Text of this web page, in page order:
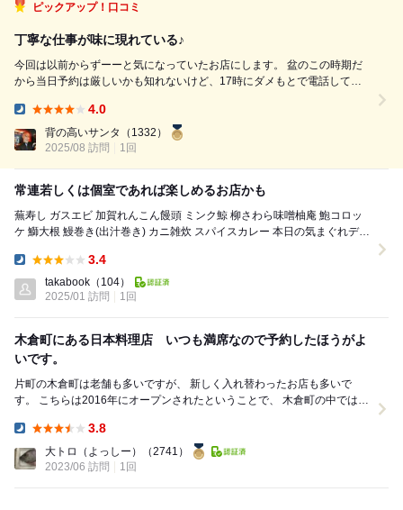
ピックアップ！口コミ
丁寧な仕事が味に現れている♪
今回は以前からずーーと気になっていたお店にします。 盆のこの時期だ
から当日予約は厳しいかも知れないけど、17時にダメもとで電話してみ
いるとのことで18時30分にお願いしました。 場所はわたくしが思う「美
味いもの通...
4.0
背の高いサンタ
（1332）
2025/08 訪問
1回
常連若しくは個室であれば楽しめるお店かも
蕪寿し ガスエビ 加賀れんこん饅頭 ミンク鯨 柳さわら味噌柚庵 鮑コロッ
ケ 鰤大根 鰻巻き(出汁巻き) カニ雑炊 スパイスカレー 本日の気まぐれデザ
3.4
takabook （104）
2025/01 訪問
1回
木倉町にある日本料理店 いつも満席なので予約したほうがよ
いです。
片町の木倉町は老舗も多いですが、 新しく入れ替わったお店も多いで
す。 こちらは2016年にオープンされたということで、 木倉町の中では中
3.8
大トロ（よっしー）
（2741）
2023/06 訪問
1回